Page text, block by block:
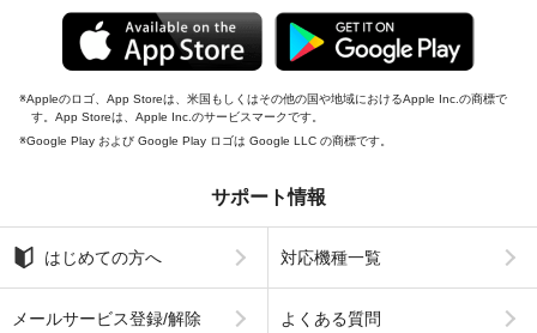
Appleのロゴ、App Storeは、米国もしくはその他の国や地域におけるApple Inc.の商標で
す。App Storeは、Apple Inc.のサービスマークです。
Google Play および Google Play ロゴは Google LLC の商標です。
サポート情報
はじめての方へ 対応機種一覧
メールサービス登録/解除 よくある質問